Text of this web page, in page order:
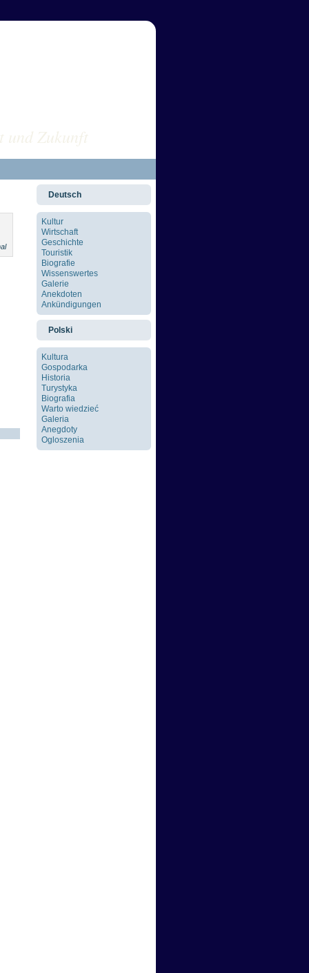
und Zukunft
Deutsch
Kultur
Wirtschaft
Geschichte
Touristik
Biografie
Wissenswertes
Galerie
Anekdoten
Ankündigungen
Polski
Kultura
Gospodarka
Historia
Turystyka
Biografia
Warto wiedzieć
Galeria
Anegdoty
Ogloszenia